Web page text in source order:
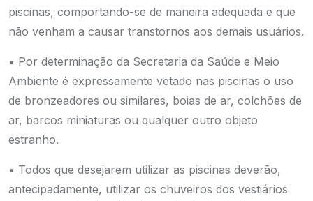
piscinas, comportando-se de maneira adequada e que
não venham a causar transtornos aos demais usuários.
• Por determinação da Secretaria da Saúde e Meio
Ambiente é expressamente vetado nas piscinas o uso
de bronzeadores ou similares, boias de ar, colchões de
ar, barcos miniaturas ou qualquer outro objeto
estranho.
• Todos que desejarem utilizar as piscinas deverão,
antecipadamente, utilizar os chuveiros dos vestiários